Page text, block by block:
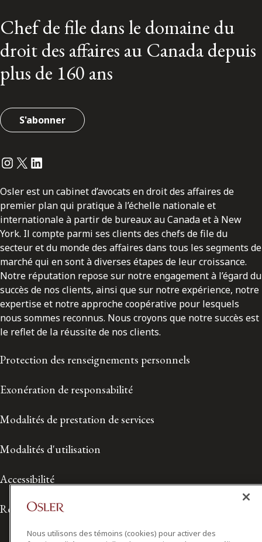
Chef de file dans le domaine du
droit des affaires au Canada depuis
plus de 160 ans
S'abonner
Instagram
Twitter
LinkedIn
Osler est un cabinet d’avocats en droit des affaires de
premier plan qui pratique à l’échelle nationale et
internationale à partir de bureaux au Canada et à New
York. Il compte parmi ses clients des chefs de file du
secteur et du monde des affaires dans tous les segments de
marché qui en sont à diverses étapes de leur croissance.
Notre réputation repose sur notre engagement à l’égard du
succès de nos clients, ainsi que sur notre expérience, notre
expertise et notre approche coopérative pour lesquels
nous sommes reconnus. Nous croyons que notre succès est
le reflet de la réussite de nos clients.
Protection des renseignements personnels
Exonération de responsabilité
Modalités de prestation de services
Modalités d'utilisation
Accessibilité
Relations avec les médias
Nous utilisons des témoins (cookies) pour activer des